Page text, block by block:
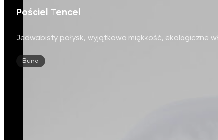
Pościel Tencel
Jedwabisty połysk, wyjątkowa miękkość, ekologiczne
Buna